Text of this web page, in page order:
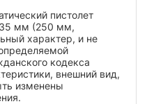
пистолет
мм (250 мм,
характер, и не
кодекса
внешний вид,
изменены